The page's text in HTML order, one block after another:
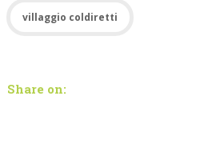
villaggio coldiretti
Share on: